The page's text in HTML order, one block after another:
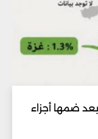
ضمها أجزاء